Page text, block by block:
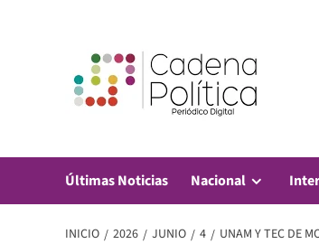
Últimas Noticias Nacional
INICIO 2026 JUNIO 4 UNAM Y TEC DE